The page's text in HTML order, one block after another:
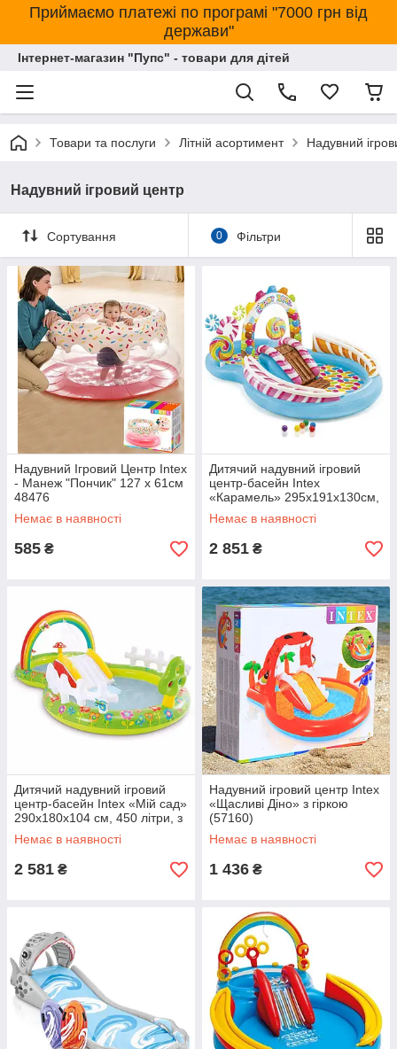
Приймаємо платежі по програмі "7000 грн від
держави"
Інтернет-магазин "Пупс" - товари для дітей
Товари та послуги Літній асортимент Надувний
Надувний ігровий центр
Сортування 0 Фільтри
Надувний Ігровий Центр Intex
- Манеж "Пончик" 127 х 61см
48476
Немає в наявності
585 ₴
Дитячий надувний ігровий
центр-басейн Intex
«Карамель» 295х191х130см,
374 л., з надувними
іграшками, з
Немає в наявності
2 851 ₴
Дитячий надувний ігровий
центр-басейн Intex «Мій сад»
290x180x104 см, 450 літри, з
надувними іграшками,
фонтаном і гіркою (57154)
Немає в наявності
2 581 ₴
Надувний ігровий центр Intex
«Щасливі Діно» з гіркою
(57160)
Немає в наявності
1 436 ₴